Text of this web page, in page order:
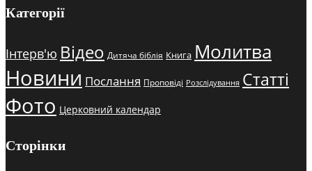
Категорії
Інтерв'ю Відео Дитяча біблія Книга Молитва
Новини Послання Проповіді Розслідування Статті
Фото Церковний календар
Сторінки